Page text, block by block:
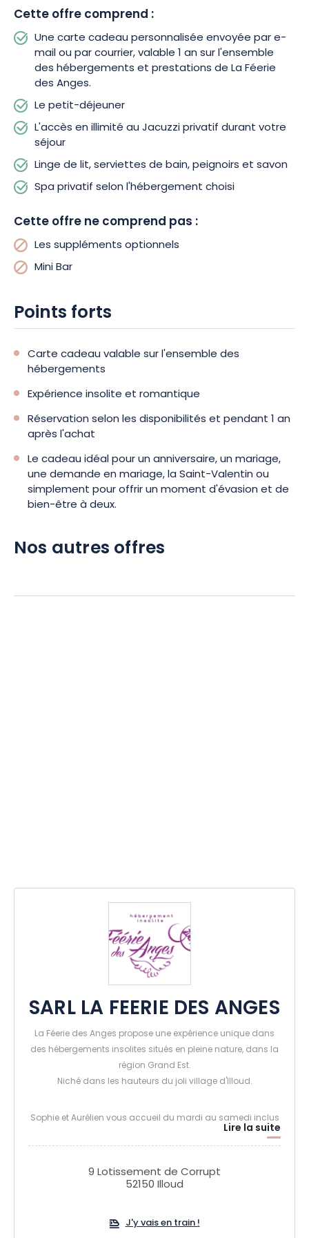
dans un univers enchanteur où nature, détente et évasion se
rencontrent. Réservez dès maintenant ou renseignez-vous
pour faire plaisir avec un cadeau qui se transforme en
souvenirs durables.
Cette offre comprend :
Une carte cadeau personnalisée envoyée par e-
mail ou par courrier, valable 1 an sur l'ensemble
des hébergements et prestations de La Féerie
des Anges.
Le petit-déjeuner
L'accès en illimité au Jacuzzi privatif durant votre
séjour
Linge de lit, serviettes de bain, peignoirs et savon
Spa privatif selon l'hébergement choisi
Cette offre ne comprend pas :
Les suppléments optionnels
Mini Bar
Points forts
Carte cadeau valable sur l'ensemble des
hébergements
Expérience insolite et romantique
Réservation selon les disponibilités et pendant 1 an
après l'achat
Le cadeau idéal pour un anniversaire, un mariage,
une demande en mariage, la Saint-Valentin ou
simplement pour offrir un moment d'évasion et de
bien-être à deux.
Nos autres offres
SARL LA FEERIE DES ANGES
La Féerie des Anges propose une expérience unique dans
des hébergements insolites situés en pleine nature, dans la
région Grand Est.
Niché dans les hauteurs du joli village d'Illoud.
Sophie et Aurélien vous accueil du mardi au samedi inclus
dans leurs 3 hébergements insolites sous forment de 3
concepts différents avec chacun son Jacuzzi privatif:
- Dormir à la belle étoile dans une sphère transparente.
Enchanteresse.
Lire la suite
9 Lotissement de Corrupt
52150 Illoud
J'y vais en train !